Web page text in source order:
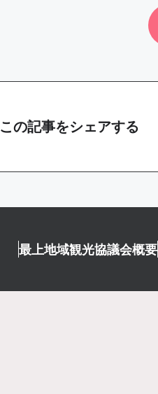
この記事をシェアする
最上地域観光協議会概要